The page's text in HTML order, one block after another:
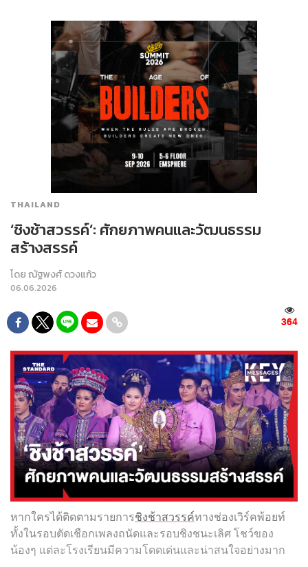
THAILAND
‘ชิงช้าสวรรค์’: ศักยภาพคนและวัฒนธรรม
สร้างสรรค์
โดยณัฐพงศ์ ดวงแก้ว
06.06.2026
364
หากใครได้ติดตามรายการชิงช้าสวรรค์ทางช่องเวิร์คพ้อยท์
ทั้งในรอบตัดเชือกเพลงถนัดและรอบชิงชนะเลิศ โชว์ของ
น้องๆ แต่ละโรงเรียนมีความโดดเด่นและน่าสนใจอย่างมาก